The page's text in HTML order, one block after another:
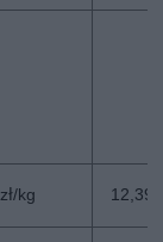
kg 12,39